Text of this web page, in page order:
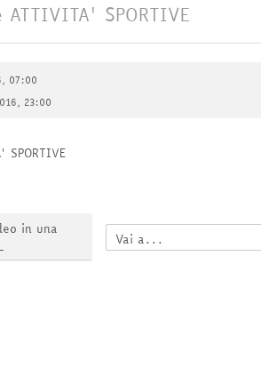
ATTIVITA' SPORTIVE
07:00
23:00
SPORTIVE
in una
Vai a...